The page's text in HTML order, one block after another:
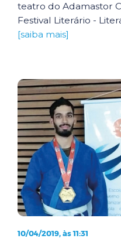
teatro do Adamastor
Festival Literário -
[saiba mais]
10/04/2019, às 11:31